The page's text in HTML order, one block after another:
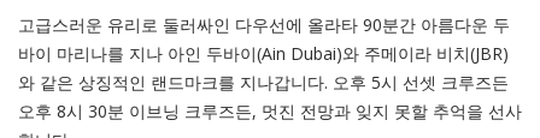
고급스러운 유리로 둘러싸인 다우선에 올라타 90분간 아름다운 두
바이 마리나를 지나 아인 두바이(Ain Dubai)와 주메이라 비치(JBR)
와 같은 상징적인 랜드마크를 지나갑니다. 오후 5시 선셋 크루즈든
오후 8시 30분 이브닝 크루즈든, 멋진 전망과 잊지 못할 추억을 선사